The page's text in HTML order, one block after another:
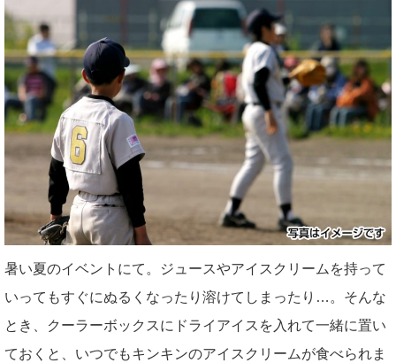
暑い夏のイベントにて。ジュースやアイスクリームを持って
いってもすぐにぬるくなったり溶けてしまったり…。そんな
とき、クーラーボックスにドライアイスを入れて一緒に置い
ておくと、いつでもキンキンのアイスクリームが食べられま